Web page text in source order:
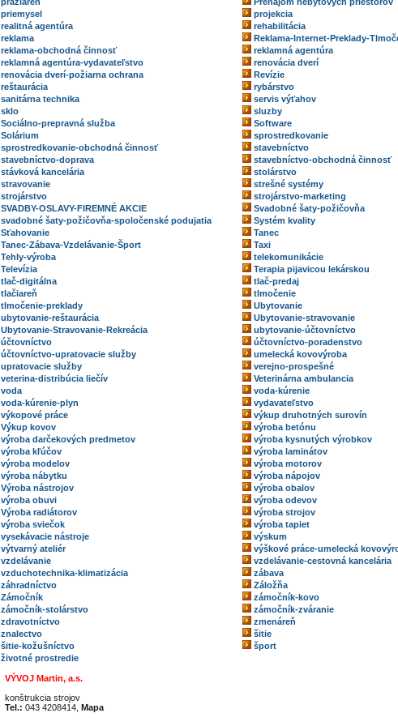
priemysel
projekcia
realitná agentúra
rehabilitácia
reklama
Reklama-Internet-Preklady-
reklama-obchodná činnosť
reklamná agentúra
reklamná agentúra-vydavateľstvo
renovácia dverí
renovácia dverí-požiarna ochrana
Revízie
reštaurácia
rybárstvo
sanitárna technika
servis výťahov
sklo
sluzby
Sociálno-prepravná služba
Software
Solárium
sprostredkovanie
sprostredkovanie-obchodná činnosť
stavebníctvo
stavebníctvo-doprava
stavebníctvo-obchodná činnosť
stávková kancelária
stolárstvo
stravovanie
strešné systémy
strojárstvo
strojárstvo-marketing
SVADBY-OSLAVY-FIREMNÉ AKCIE
Svadobné šaty-požičovňa
svadobné šaty-požičovňa-spoločenské podujatia
Systém kvality
Sťahovanie
Tanec
Tanec-Zábava-Vzdelávanie-Šport
Taxi
Tehly-výroba
telekomunikácie
Televízia
Terapia pijavicou lekárskou
tlač-digitálna
tlač-predaj
tlačiareň
tlmočenie
tlmočenie-preklady
Ubytovanie
ubytovanie-reštaurácia
Ubytovanie-stravovanie
Ubytovanie-Stravovanie-Rekreácia
ubytovanie-účtovníctvo
účtovníctvo
účtovníctvo-poradenstvo
účtovníctvo-upratovacie služby
umelecká kovovýroba
upratovacie služby
verejno-prospešné
veterina-distribúcia liečív
Veterinárna ambulancia
voda
voda-kúrenie
voda-kúrenie-plyn
vydavateľstvo
výkopové práce
výkup druhotných surovín
Výkup kovov
výroba betónu
výroba darčekových predmetov
výroba kysnutých výrobkov
výroba kľúčov
výroba laminátov
výroba modelov
výroba motorov
výroba nábytku
výroba nápojov
Výroba nástrojov
výroba obalov
výroba obuvi
výroba odevov
Výroba radiátorov
výroba strojov
výroba sviečok
výroba tapiet
vysekávacie nástroje
výskum
výtvarný ateliér
výškové práce-umelecká
vzdelávanie
vzdelávanie-cestovná kancelária
vzduchotechnika-klimatizácia
zábava
záhradníctvo
Záložňa
Zámočník
zámočník-kovo
zámočník-stolárstvo
zámočník-zváranie
zdravotníctvo
zmenáreň
znalectvo
šitie
šitie-kožušníctvo
šport
životné prostredie
VÝVOJ Martin, a.s.
konštrukcia strojov
Tel.: 043 4208414, Mapa